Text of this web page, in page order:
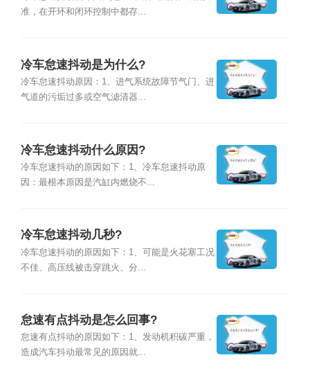
准，在开环和闭环控制中都存...
冷车怠速抖动是为什么?
冷车怠速抖动原因：1、进气系统故障节气门、进
气道的污垢过多或空气滤清器...
冷车怠速抖动什么原因?
冷车怠速抖动的原因如下：1、冷车怠速抖动原
因：最根本原因是汽缸内燃烧不...
冷车怠速抖动几秒?
冷车怠速抖动的原因如下：1、可能是火花塞工况
不佳、高压线被击穿跳火、分...
怠速有点抖动是怎么回事?
怠速有点抖动的原因如下：1、发动机积碳严重，
造成汽车抖动最常见的原因就...